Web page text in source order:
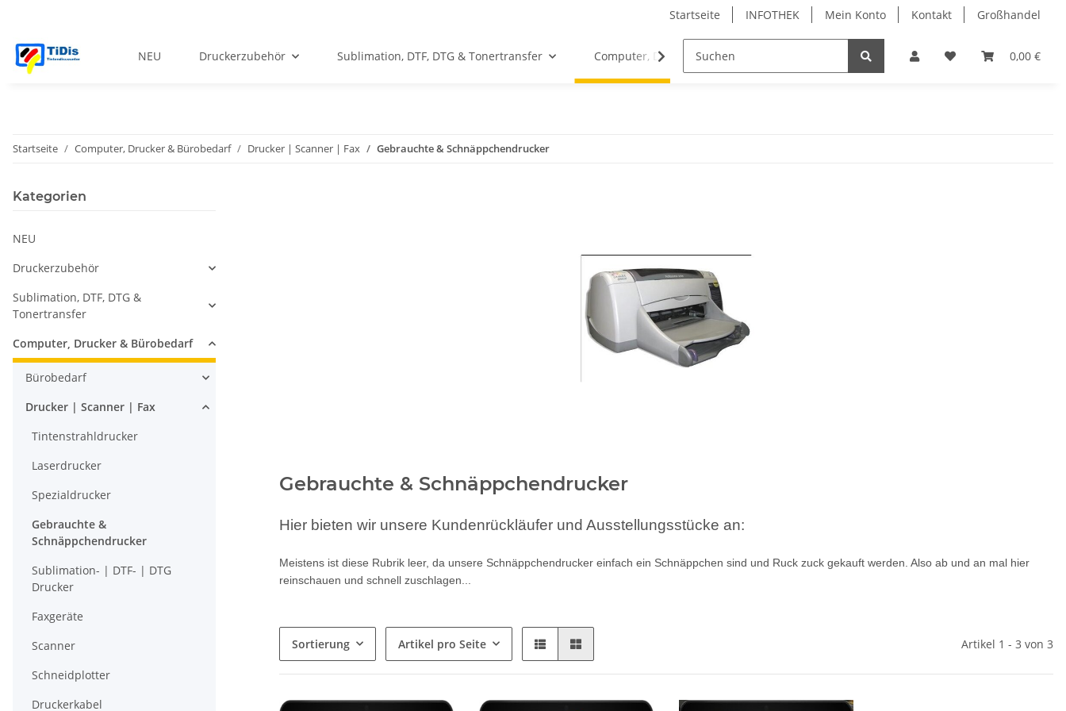
Startseite INFOTHEK Mein Konto Kontakt Großhandel
0,00 €
NEU Druckerzubehör Sublimation, DTF, DTG & Tonertransfer Computer, Drucker & Bürobedarf PVC Kartendrucker & Zubehör TiDis
Startseite Computer, Drucker & Bürobedarf Drucker | Scanner | Fax Gebrauchte & Schnäppchendrucker
Gebrauchte & Schnäppchendrucker
Hier bieten wir unsere Kundenrückläufer und Ausstellungsstücke an:
Meistens ist diese Rubrik leer, da unsere Schnäppchendrucker einfach ein Schnäppchen sind und Ruck zuck gekauft werden. Also ab und an mal hier
reinschauen und schnell zuschlagen...
Sortierung Artikel pro Seite Artikel 1 - 3 von 3
Kategorien
NEU
Druckerzubehör
Sublimation, DTF, DTG &
Tonertransfer
Computer, Drucker & Bürobedarf
Bürobedarf
Drucker | Scanner | Fax
Tintenstrahldrucker
Laserdrucker
Spezialdrucker
Gebrauchte &
Schnäppchendrucker
Sublimation- | DTF- | DTG
Drucker
Faxgeräte
Scanner
Schneidplotter
Druckerkabel